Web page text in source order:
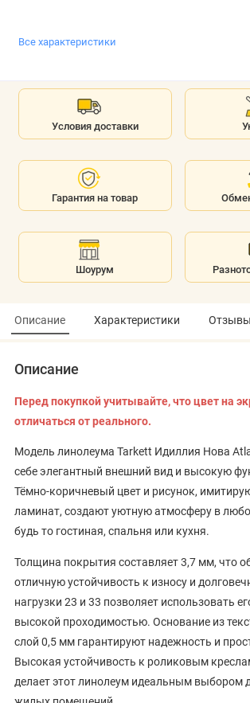
Все характеристики
Условия доставки
Гарантия на товар
Шоурум
Описание Характеристики Отзывы
Описание
Перед покупкой учитывайте, что цвет на
отличаться от реального.
Модель линолеума Tarkett Идиллия Нова
себе элегантный внешний вид и высокую
Тёмно-коричневый цвет и рисунок,
ламинат, создают уютную атмосферу в
будь то гостиная, спальня или кухня.
Толщина покрытия составляет 3,7 мм, что
отличную устойчивость к износу и
нагрузки 23 и 33 позволяет использовать
высокой проходимостью. Основание из
слой 0,5 мм гарантируют надежность и
Высокая устойчивость к роликовым
делает этот линолеум идеальным выбором